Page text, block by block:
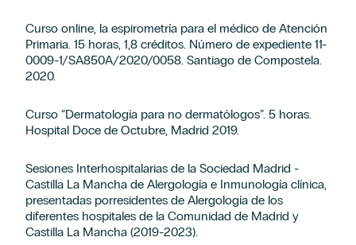
Curso online, la espirometría para el médico de Atención
Primaria. 15 horas, 1,8 créditos. Número de expediente 11-
0009-1/SA850A/2020/0058. Santiago de Compostela.
2020.
Curso “Dermatología para no dermatólogos”. 5 horas.
Hospital Doce de Octubre, Madrid 2019.
Sesiones Interhospitalarias de la Sociedad Madrid -
Castilla La Mancha de Alergología e Inmunología clínica,
presentadas porresidentes de Alergología de los
diferentes hospitales de la Comunidad de Madrid y
Castilla La Mancha (2019-2023).